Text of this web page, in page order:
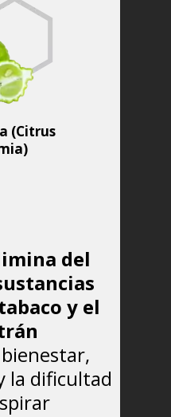
(Citrus
del
y el
la dificultad